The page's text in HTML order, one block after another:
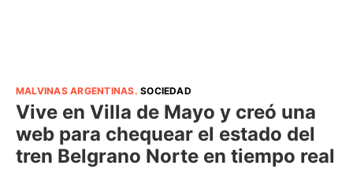
MALVINAS ARGENTINAS.SOCIEDAD
Vive en Villa de Mayo y creó una
web para chequear el estado del
tren Belgrano Norte en tiempo real